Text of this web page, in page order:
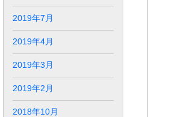
2019年7月
2019年4月
2019年3月
2019年2月
2018年10月